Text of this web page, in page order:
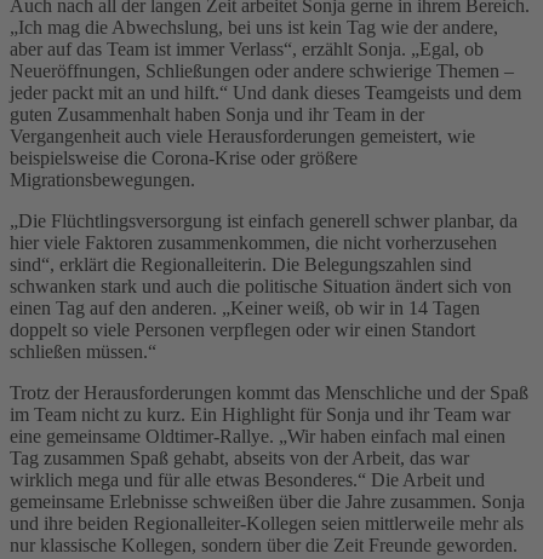
Auch nach all der langen Zeit arbeitet Sonja gerne in ihrem Bereich.
„Ich mag die Abwechslung, bei uns ist kein Tag wie der andere,
aber auf das Team ist immer Verlass“, erzählt Sonja. „Egal, ob
Neueröffnungen, Schließungen oder andere schwierige Themen –
jeder packt mit an und hilft.“ Und dank dieses Teamgeists und dem
guten Zusammenhalt haben Sonja und ihr Team in der
Vergangenheit auch viele Herausforderungen gemeistert, wie
beispielsweise die Corona-Krise oder größere
Migrationsbewegungen.
„Die Flüchtlingsversorgung ist einfach generell schwer planbar, da
hier viele Faktoren zusammenkommen, die nicht vorherzusehen
sind“, erklärt die Regionalleiterin. Die Belegungszahlen sind
schwanken stark und auch die politische Situation ändert sich von
einen Tag auf den anderen. „Keiner weiß, ob wir in 14 Tagen
doppelt so viele Personen verpflegen oder wir einen Standort
schließen müssen.“
Trotz der Herausforderungen kommt das Menschliche und der Spaß
im Team nicht zu kurz. Ein Highlight für Sonja und ihr Team war
eine gemeinsame Oldtimer-Rallye. „Wir haben einfach mal einen
Tag zusammen Spaß gehabt, abseits von der Arbeit, das war
wirklich mega und für alle etwas Besonderes.“ Die Arbeit und
gemeinsame Erlebnisse schweißen über die Jahre zusammen. Sonja
und ihre beiden Regionalleiter-Kollegen seien mittlerweile mehr als
nur klassische Kollegen, sondern über die Zeit Freunde geworden.